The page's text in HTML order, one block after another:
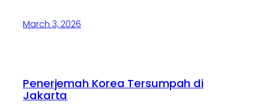
March 3, 2026
Penerjemah Korea Tersumpah di
Jakarta